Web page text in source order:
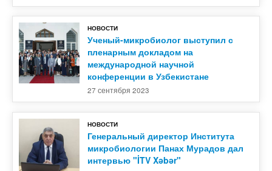
НОВОСТИ
Ученый-микробиолог выступил с
пленарным докладом на
международной научной
конференции в Узбекистане
27 сентября 2023
НОВОСТИ
Генеральный директор Института
микробиологии Панах Мурадов дал
интервью "İTV Xəbər"